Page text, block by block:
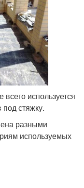
используется
стяжку.
разными
используемых